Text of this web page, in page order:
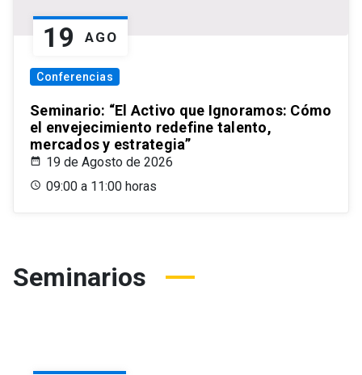
19 AGO
Conferencias
Seminario: “El Activo que Ignoramos: Cómo
el envejecimiento redefine talento,
mercados y estrategia”
19 de Agosto de 2026
09:00 a 11:00 horas
Seminarios